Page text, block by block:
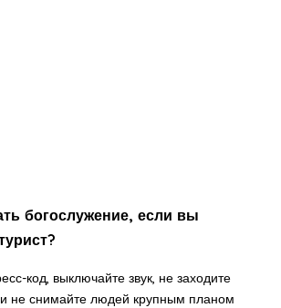
богослужение, если вы
код, выключайте звук, не заходите
не снимайте людей крупным планом